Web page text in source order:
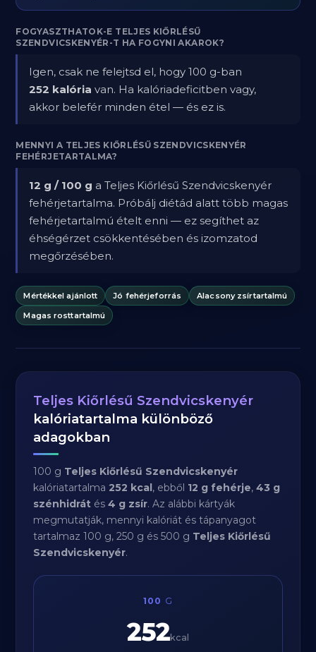
FOGYASZTHATOK-E TELJES KIŐRLÉSŰ
SZENDVICSKENYÉR-T HA FOGYNI AKAROK?
Igen, csak ne felejtsd el, hogy 100 g-ban
252 kalória van. Ha kalóriadeficitben vagy,
akkor belefér minden étel — és ez is.
MENNYI A TELJES KIŐRLÉSŰ SZENDVICSKENYÉR
FEHÉRJETARTALMA?
12 g / 100 g a Teljes Kiőrlésű Szendvicskenyér
fehérjetartalma. Próbálj diétád alatt több magas
fehérjetartalmú ételt enni — ez segíthet az
éhségérzet csökkentésében és izomzatod
megőrzésében.
Mértékkel ajánlott Jó fehérjeforrás
Alacsony zsírtartalmú
Magas rosttartalmú
Teljes Kiőrlésű Szendvicskenyér
kalóriatartalma különböző
adagokban
100 g Teljes Kiőrlésű Szendvicskenyér
kalóriatartalma252 kcal, ebből 12 g fehérje,43 g
szénhidrát és4 g zsír. Az alábbi kártyák
megmutatják, mennyi kalóriát és tápanyagot
tartalmaz 100 g, 250 g és 500 g Teljes Kiőrlésű
Szendvicskenyér.
100 G
252kcal